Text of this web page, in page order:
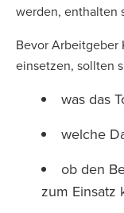
werden, enthalten
Bevor Arbeitgeber
einsetzen, sollten
was das
welche
ob den
zum Einsatz